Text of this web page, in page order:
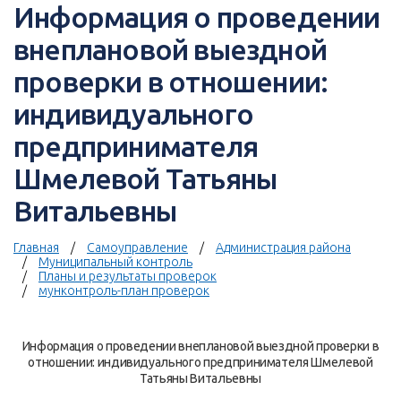
Информация о проведении
внеплановой выездной
проверки в отношении:
индивидуального
предпринимателя
Шмелевой Татьяны
Витальевны
Главная Самоуправление
Администрация района
Муниципальный контроль
Планы и результаты проверок
мунконтроль-план проверок
Информация о проведении внеплановой выездной проверки в
отношении: индивидуального предпринимателя Шмелевой
Татьяны Витальевны